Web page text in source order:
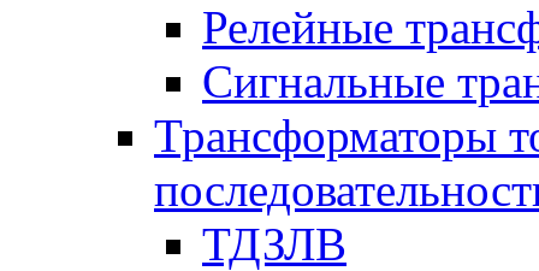
Релейные
Сигнальные
Трансформаторы
ТДЗЛВ